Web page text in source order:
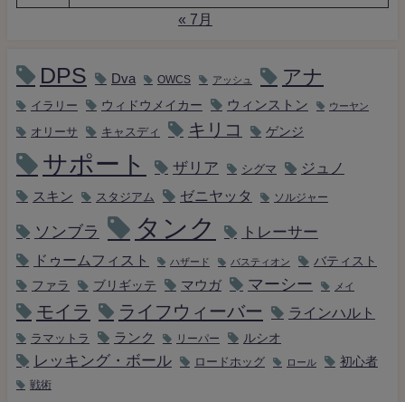
« 7月
DPS Dva OWCS アッシュ アナ
イラリー ウィドウメイカー ウィンストン ウーヤン
オリーサ キャスディ キリコ ゲンジ
サポート ザリア シグマ ジュノ
スキン スタジアム ゼニヤッタ ソルジャー
ソンブラ タンク
トレーサー
ドゥームフィスト
ハザード バスティオン
バティスト
ファラ
ブリギッテ マウガ マーシー メイ
モイラ ライフウィーバー ラインハルト
ラマットラ ランク リーパー ルシオ
レッキング・ボール ロードホッグ ロール 初心者
戦術